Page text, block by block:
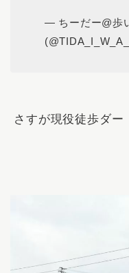
— ちーだー@歩
さすが現役徒歩ダー